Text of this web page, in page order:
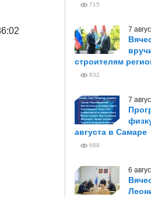
715
7
строителям
832
7
августа в Самаре
688
6